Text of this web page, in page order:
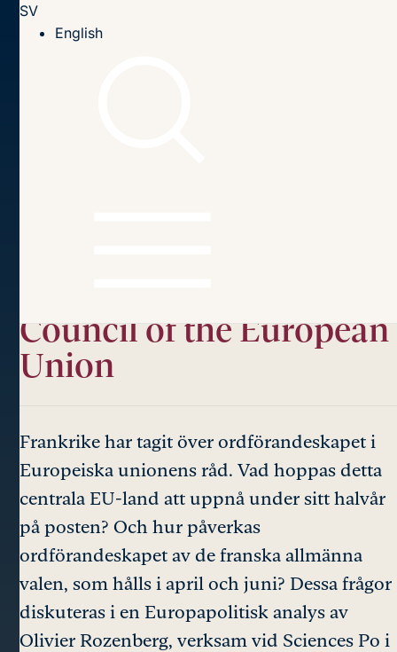
SV
English
Council of the European
Union
Frankrike har tagit över ordförandeskapet i
Europeiska unionens råd. Vad hoppas detta
centrala EU-land att uppnå under sitt halvår
på posten? Och hur påverkas
ordförandeskapet av de franska allmänna
valen, som hålls i april och juni? Dessa frågor
diskuteras i en Europapolitisk analys av
Olivier Rozenberg, verksam vid Sciences Po i